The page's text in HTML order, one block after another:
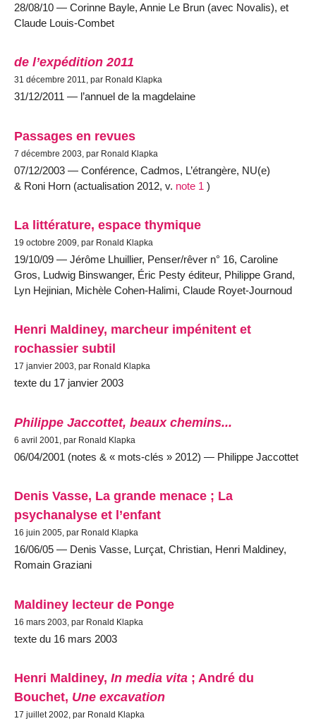
28/08/10 — Corinne Bayle, Annie Le Brun (avec Novalis), et
Claude Louis-Combet
de l’expédition 2011
31 décembre 2011, par Ronald Klapka
31/12/2011 — l’annuel de la magdelaine
Passages en revues
7 décembre 2003, par Ronald Klapka
07/12/2003 — Conférence, Cadmos, L’étrangère, NU(e)
& Roni Horn (actualisation 2012, v. note 1 )
La littérature, espace thymique
19 octobre 2009, par Ronald Klapka
19/10/09 — Jérôme Lhuillier, Penser/rêver n° 16, Caroline
Gros, Ludwig Binswanger, Éric Pesty éditeur, Philippe Grand,
Lyn Hejinian, Michèle Cohen-Halimi, Claude Royet-Journoud
Henri Maldiney, marcheur impénitent et
rochassier subtil
17 janvier 2003, par Ronald Klapka
texte du 17 janvier 2003
Philippe Jaccottet, beaux chemins...
6 avril 2001, par Ronald Klapka
06/04/2001 (notes & « mots-clés » 2012) — Philippe Jaccottet
Denis Vasse, La grande menace ; La
psychanalyse et l’enfant
16 juin 2005, par Ronald Klapka
16/06/05 — Denis Vasse, Lurçat, Christian, Henri Maldiney,
Romain Graziani
Maldiney lecteur de Ponge
16 mars 2003, par Ronald Klapka
texte du 16 mars 2003
Henri Maldiney, In media vita ; André du
Bouchet, Une excavation
17 juillet 2002, par Ronald Klapka